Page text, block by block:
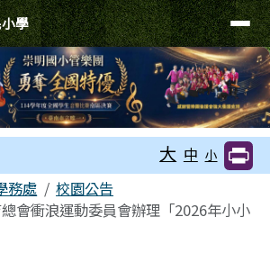
明國民小學
學
大 中 小
務處
校園公告
會衝浪運動委員會辦理「2026年小小